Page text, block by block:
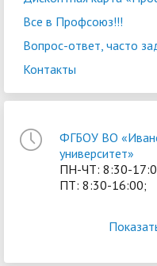
Все в Профсоюз!!!
Вопрос-ответ, часто
Контакты
ФГБОУ ВО
университет»
ПН-ЧТ: 8:30-
ПТ: 8:30-16:00;